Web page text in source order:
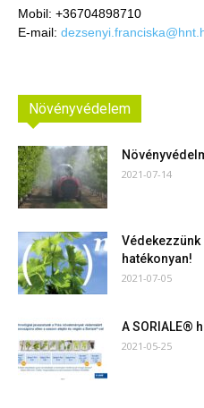
Mobil: +36704898710
E-mail:
Növényvédelem
2021-07-14
hatékonyan!
2021-07-05
A SORIALE®
2021-05-25